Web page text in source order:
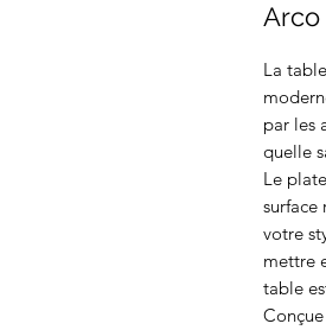
Arco
La
par les
quelle
Le
surface
votre
mettre
table